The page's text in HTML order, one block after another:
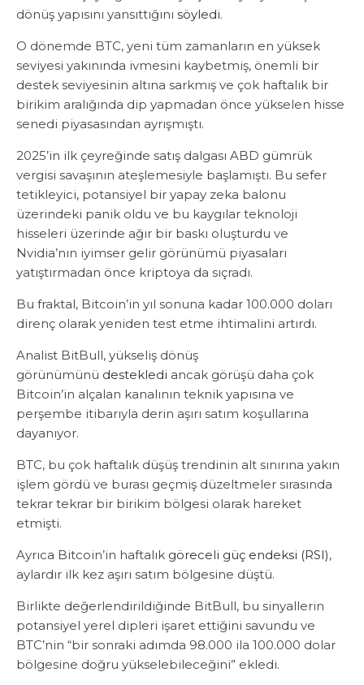
dönüş yapısını yansıttığını söyledi.
O dönemde BTC, yeni tüm zamanların en yüksek
seviyesi yakınında ivmesini kaybetmiş, önemli bir
destek seviyesinin altına sarkmış ve çok haftalık bir
birikim aralığında dip yapmadan önce yükselen hisse
senedi piyasasından ayrışmıştı.
2025’in ilk çeyreğinde satış dalgası ABD gümrük
vergisi savaşının ateşlemesiyle başlamıştı. Bu sefer
tetikleyici, potansiyel bir yapay zeka balonu
üzerindeki panik oldu ve bu kaygılar teknoloji
hisseleri üzerinde ağır bir baskı oluşturdu ve
Nvidia’nın iyimser gelir görünümü piyasaları
yatıştırmadan önce kriptoya da sıçradı.
Bu fraktal, Bitcoin’in yıl sonuna kadar 100.000 doları
direnç olarak yeniden test etme ihtimalini artırdı.
Analist BitBull, yükseliş dönüş
görünümünü destekledi ancak görüşü daha çok
Bitcoin’in alçalan kanalının teknik yapısına ve
perşembe itibarıyla derin aşırı satım koşullarına
dayanıyor.
BTC, bu çok haftalık düşüş trendinin alt sınırına yakın
işlem gördü ve burası geçmiş düzeltmeler sırasında
tekrar tekrar bir birikim bölgesi olarak hareket
etmişti.
Ayrıca Bitcoin’in haftalık göreceli güç endeksi (RSI),
aylardır ilk kez aşırı satım bölgesine düştü.
Birlikte değerlendirildiğinde BitBull, bu sinyallerin
potansiyel yerel dipleri işaret ettiğini savundu ve
BTC’nin “bir sonraki adımda 98.000 ila 100.000 dolar
bölgesine doğru yükselebileceğini” ekledi.